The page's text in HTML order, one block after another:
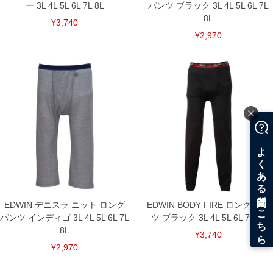
ー 3L 4L 5L 6L 7L 8L
¥3,740
パンツ ブラック 3L 4L 5L 6L 7L
8L
¥2,970
EDWIN デニスラ ニット ロング
パンツ インディゴ 3L 4L 5L 6L 7L
8L
¥2,970
EDWIN BODY FIRE ロング タイ
ツ ブラック 3L 4L 5L 6L 7L 8L
¥3,740